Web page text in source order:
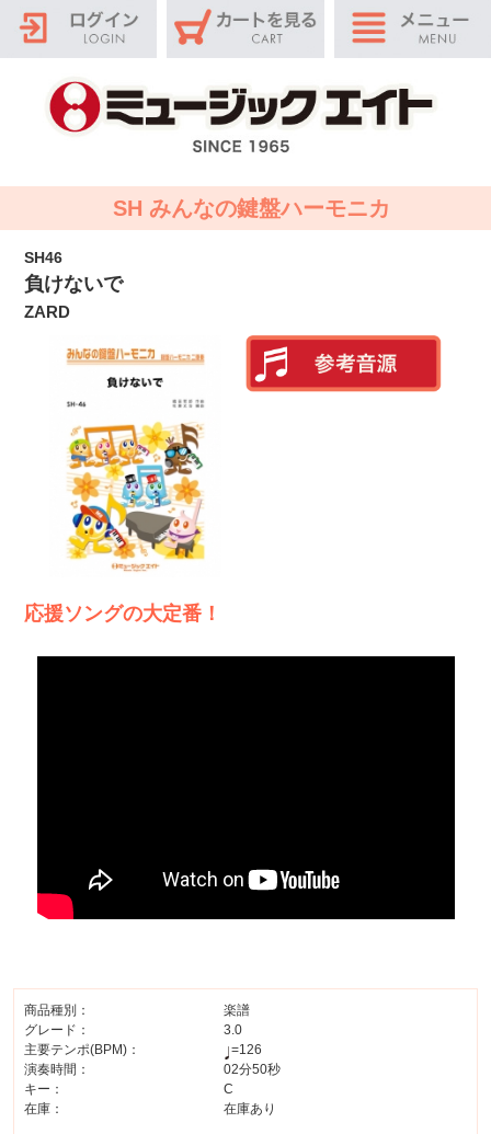
SH みんなの鍵盤ハーモニカ
SH46
負けないで
ZARD
応援ソングの大定番！
商品種別：
楽譜
グレード：
3.0
主要テンポ(BPM)：
=126
演奏時間：
02分50秒
キー：
C
在庫：
在庫あり